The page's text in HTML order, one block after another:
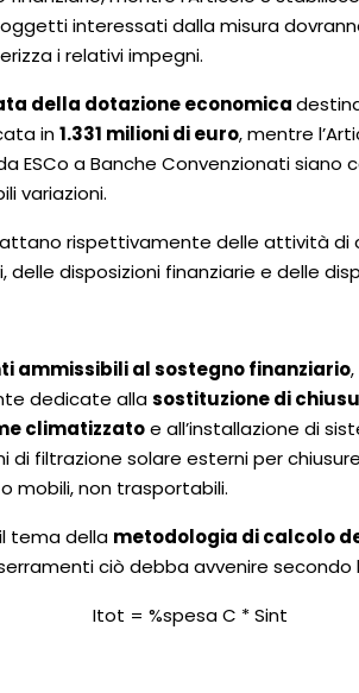
interessati dalla misura
i relativi impegni.
della dotazione economica
in1.331 milioni di euro, mentre
ESCo a Banche Convenzionati siano
variazioni.
trattano rispettivamente delle attività
disposizioni finanziarie e delle
ammissibili al sostegno finanziario
dedicate allasostituzione di
climatizzatoe all’installazione di
filtrazione solare esterni per
mobili, non trasportabili.
tema della metodologia di calcolo
ciò debba avvenire
Itot = %spesa C * Sint